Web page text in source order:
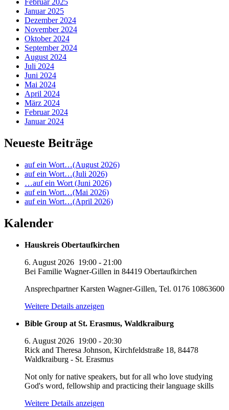
Februar 2025
Januar 2025
Dezember 2024
November 2024
Oktober 2024
September 2024
August 2024
Juli 2024
Juni 2024
Mai 2024
April 2024
März 2024
Februar 2024
Januar 2024
Neueste Beiträge
auf ein Wort…(August 2026)
auf ein Wort…(Juli 2026)
…auf ein Wort (Juni 2026)
auf ein Wort…(Mai 2026)
auf ein Wort…(April 2026)
Kalender
Hauskreis Obertaufkirchen
6. August 2026 19:00 - 21:00
Bei Familie Wagner-Gillen in 84419 Obertaufkirchen
Ansprechpartner Karsten Wagner-Gillen, Tel. 0176 10863600
Weitere Details anzeigen
Bible Group at St. Erasmus, Waldkraiburg
6. August 2026 19:00 - 20:30
Rick and Theresa Johnson, Kirchfeldstraße 18, 84478
Waldkraiburg - St. Erasmus
Not only for native speakers, but for all who love studying
God's word, fellowship and practicing their language skills
Weitere Details anzeigen